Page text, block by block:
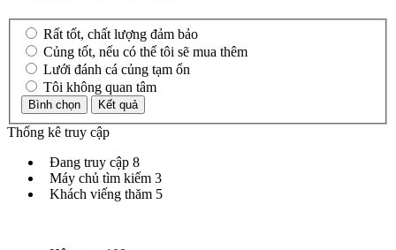
Rất tốt, chất lượng đảm bảo
Củng tốt, nếu có thể tôi sẽ mua thêm
Lưới đánh cá củng tạm ổn
Tôi không quan tâm
Thống kê truy cập
Đang truy cập 8
Máy chủ tìm kiếm 3
Khách viếng thăm 5